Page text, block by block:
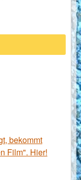
bekommt
Film". Hier!